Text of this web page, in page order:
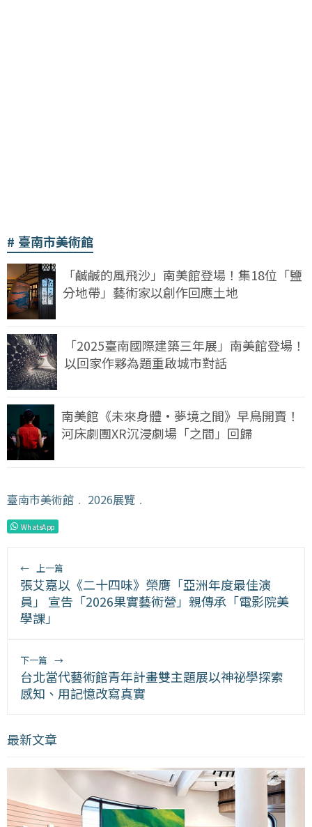
臺南市美術館
「鹹鹹的風飛沙」南美館登場！集18位「鹽
分地帶」藝術家以創作回應土地
「2025臺南國際建築三年展」南美館登場！
以回家作夥為題重啟城市對話
南美館《未來身體·夢境之間》早鳥開賣！
河床劇團XR沉浸劇場「之間」回歸
臺南市美術館 ﹒ 2026展覽 ﹒
WhatsApp
← 上一篇
張艾嘉以《二十四味》榮膺「亞洲年度最佳演
員」 宣告「2026果實藝術營」親傳承「電影院美
學課」
下一篇 →
台北當代藝術館青年計畫雙主題展以神祕學探索
感知、用記憶改寫真實
最新文章